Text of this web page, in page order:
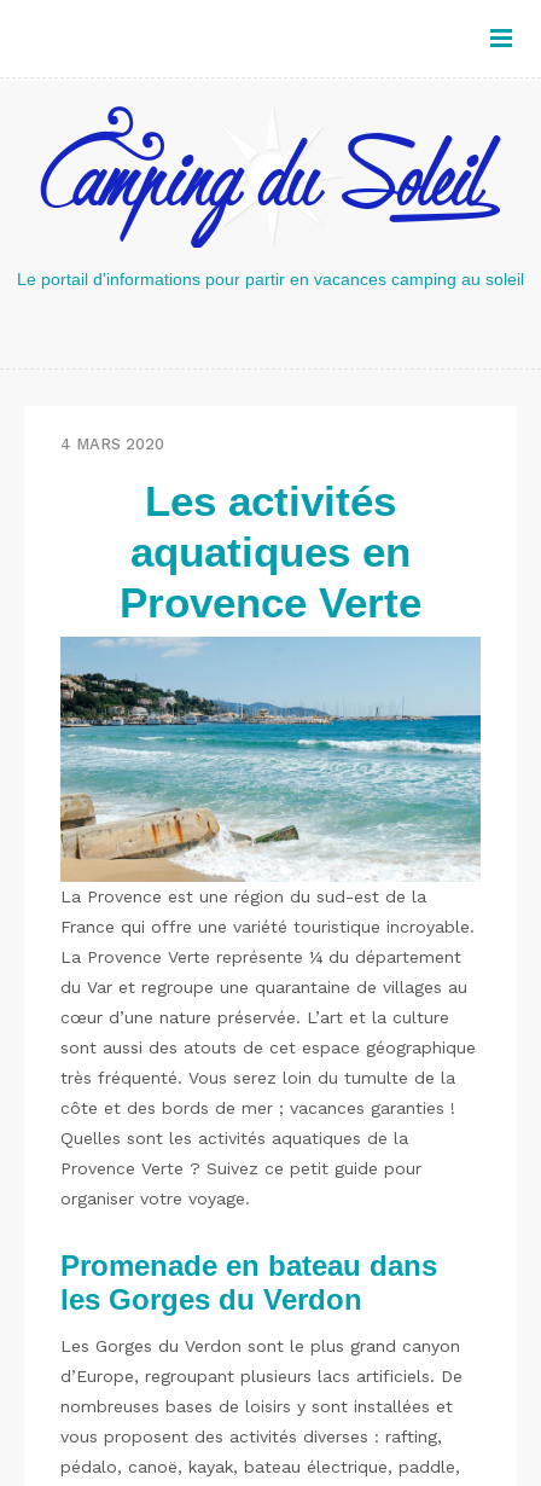
Le portail d'informations pour partir en vacances camping au soleil
4 MARS 2020
Les activités
aquatiques en
Provence Verte
La Provence est une région du sud-est de la
France qui offre une variété touristique incroyable.
La Provence Verte représente ¼ du département
du Var et regroupe une quarantaine de villages au
cœur d’une nature préservée. L’art et la culture
sont aussi des atouts de cet espace géographique
très fréquenté. Vous serez loin du tumulte de la
côte et des bords de mer ; vacances garanties !
Quelles sont les activités aquatiques de la
Provence Verte ? Suivez ce petit guide pour
organiser votre voyage.
Promenade en bateau dans
les Gorges du Verdon
Les Gorges du Verdon sont le plus grand canyon
d’Europe, regroupant plusieurs lacs artificiels. De
nombreuses bases de loisirs y sont installées et
vous proposent des activités diverses : rafting,
pédalo, canoë, kayak, bateau électrique, paddle,